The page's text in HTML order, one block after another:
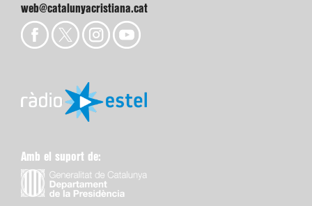
web@catalunyacristiana.cat
Amb el suport de: